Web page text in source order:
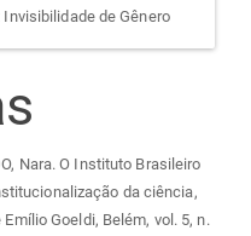
de Gênero
Nara. O Instituto Brasileiro
da ciência,
Goeldi, Belém, vol. 5, n.